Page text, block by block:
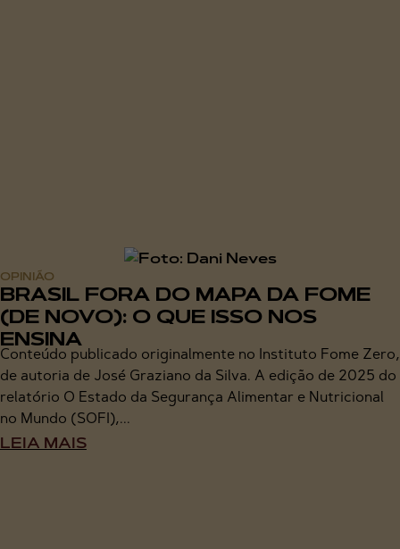
OPINIÃO
BRASIL FORA DO MAPA DA FOME
(DE NOVO): O QUE ISSO NOS
ENSINA
Conteúdo publicado originalmente no Instituto Fome Zero,
de autoria de José Graziano da Silva. A edição de 2025 do
relatório O Estado da Segurança Alimentar e Nutricional
no Mundo (SOFI),...
LEIA MAIS